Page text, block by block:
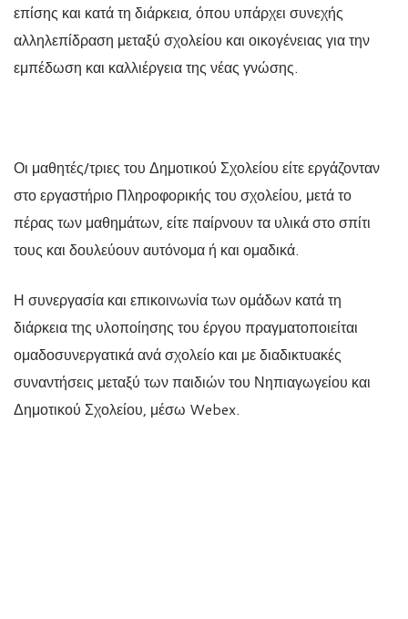
επίσης και κατά τη διάρκεια, όπου υπάρχει συνεχής
αλληλεπίδραση μεταξύ σχολείου και οικογένειας για την
εμπέδωση και καλλιέργεια της νέας γνώσης.
Οι μαθητές/τριες του Δημοτικού Σχολείου είτε εργάζονταν
στο εργαστήριο Πληροφορικής του σχολείου, μετά το
πέρας των μαθημάτων, είτε παίρνουν τα υλικά στο σπίτι
τους και δουλεύουν αυτόνομα ή και ομαδικά.
Η συνεργασία και επικοινωνία των ομάδων κατά τη
διάρκεια της υλοποίησης του έργου πραγματοποιείται
ομαδοσυνεργατικά ανά σχολείο και με διαδικτυακές
συναντήσεις μεταξύ των παιδιών του Νηπιαγωγείου και
Δημοτικού Σχολείου, μέσω Webex.